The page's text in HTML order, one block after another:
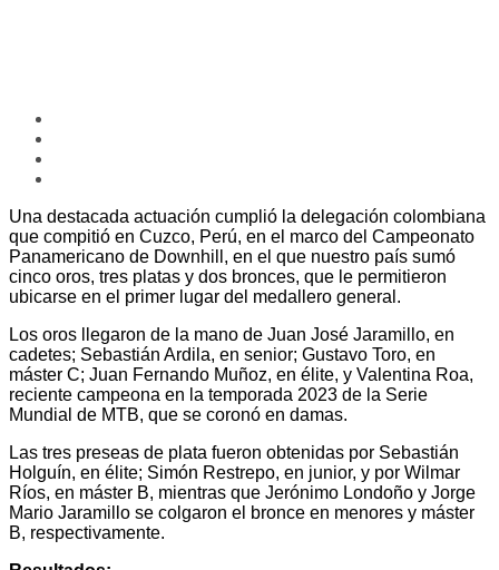
Una destacada actuación cumplió la delegación colombiana
que compitió en Cuzco, Perú, en el marco del Campeonato
Panamericano de Downhill, en el que nuestro país sumó
cinco oros, tres platas y dos bronces, que le permitieron
ubicarse en el primer lugar del medallero general.
Los oros llegaron de la mano de Juan José Jaramillo, en
cadetes; Sebastián Ardila, en senior; Gustavo Toro, en
máster C; Juan Fernando Muñoz, en élite, y Valentina Roa,
reciente campeona en la temporada 2023 de la Serie
Mundial de MTB, que se coronó en damas.
Las tres preseas de plata fueron obtenidas por Sebastián
Holguín, en élite; Simón Restrepo, en junior, y por Wilmar
Ríos, en máster B, mientras que Jerónimo Londoño y Jorge
Mario Jaramillo se colgaron el bronce en menores y máster
B, respectivamente.